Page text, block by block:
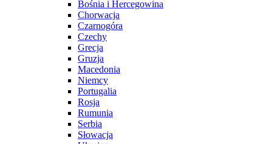
Bośnia i Hercegowina
Chorwacja
Czarnogóra
Czechy
Grecja
Gruzja
Macedonia
Niemcy
Portugalia
Rosja
Rumunia
Serbia
Słowacja